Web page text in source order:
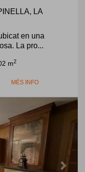
LA
en una
La pro...
m2
MÉS INFO
Next